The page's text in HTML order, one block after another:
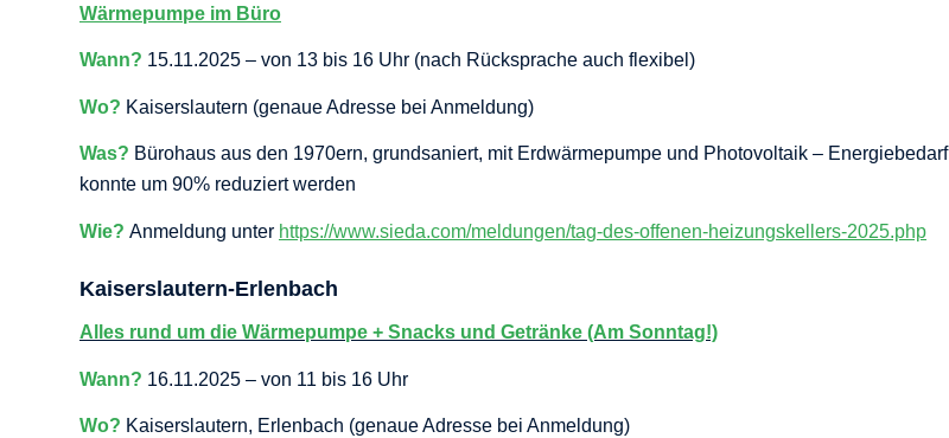
Wärmepumpe im Büro
Wann? 15.11.2025 – von 13 bis 16 Uhr (nach Rücksprache auch flexibel)
Wo? Kaiserslautern (genaue Adresse bei Anmeldung)
Was? Bürohaus aus den 1970ern, grundsaniert, mit Erdwärmepumpe und Photovoltaik – Energiebedarf
konnte um 90% reduziert werden
Wie? Anmeldung unter https://www.sieda.com/meldungen/tag-des-offenen-heizungskellers-2025.php
Kaiserslautern-Erlenbach
Alles rund um die Wärmepumpe + Snacks und Getränke (Am Sonntag!)
Wann? 16.11.2025 – von 11 bis 16 Uhr
Wo? Kaiserslautern, Erlenbach (genaue Adresse bei Anmeldung)